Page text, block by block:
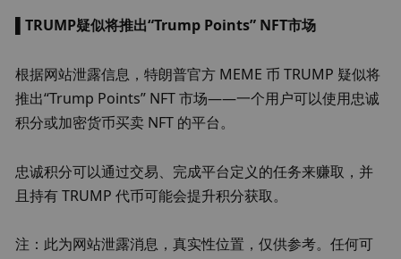
▌TRUMP疑似将推出“Trump Points” NFT市场
根据网站泄露信息，特朗普官方 MEME 币 TRUMP 疑似将
推出“Trump Points” NFT 市场——一个用户可以使用忠诚
积分或加密货币买卖 NFT 的平台。
忠诚积分可以通过交易、完成平台定义的任务来赚取，并
且持有 TRUMP 代币可能会提升积分获取。
注：此为网站泄露消息，真实性位置，仅供参考。任何可